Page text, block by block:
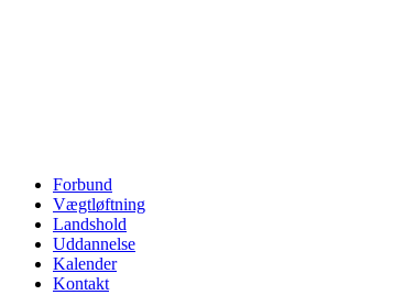
Forbund
Vægtløftning
Landshold
Uddannelse
Kalender
Kontakt